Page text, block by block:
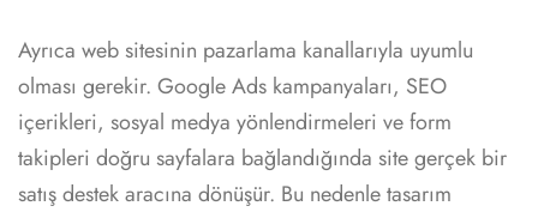
Ayrıca web sitesinin pazarlama kanallarıyla uyumlu
olması gerekir. Google Ads kampanyaları, SEO
içerikleri, sosyal medya yönlendirmeleri ve form
takipleri doğru sayfalara bağlandığında site gerçek bir
satış destek aracına dönüşür. Bu nedenle tasarım